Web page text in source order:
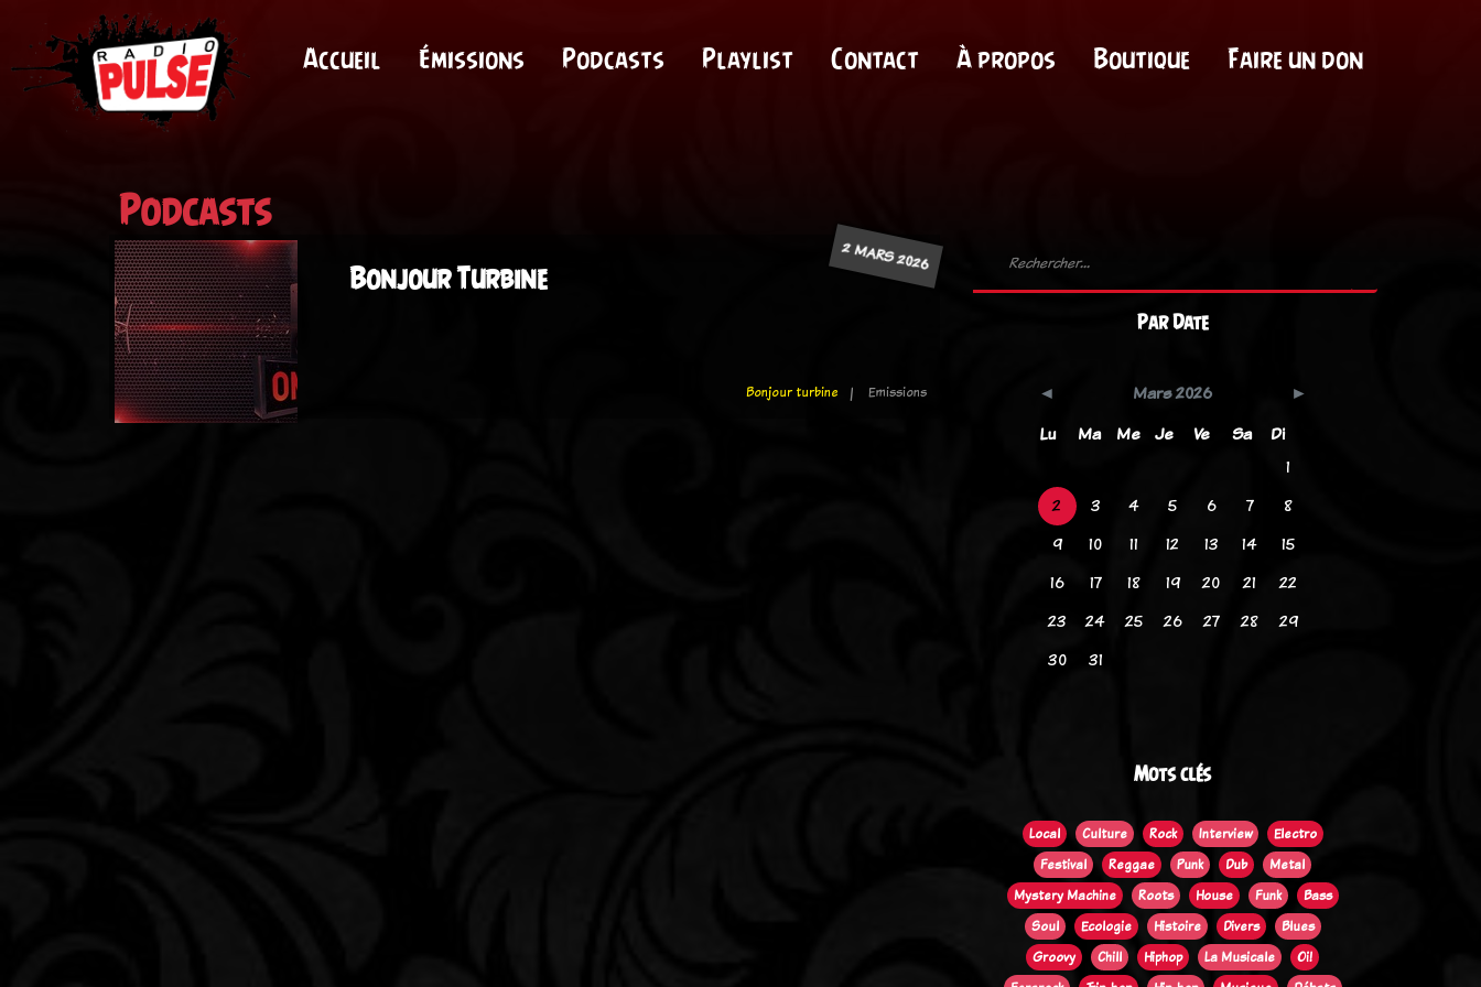
Accueil Émissions Podcasts Playlist Contact À propos Boutique Faire un don
Podcasts
2 MARS 2026
Bonjour Turbine
Bonjour turbine Emissions
Par Date
Mars 2026
Lu
Ma Me Je Ve Sa
Di
1
2
3 4 5 6 7
8
9
10 11 12 13 14
15
16
17 18 19 20 21
22
23
24 25 26 27 28
29
30
31
Mots clés
Local Culture Rock Interview
Electro
Festival
Reggae Punk Dub
Metal
Mystery Machine
Roots House Funk
Bass
Soul
Ecologie Histoire Divers
Blues
Groovy
Chill Hiphop La Musicale
Oi!